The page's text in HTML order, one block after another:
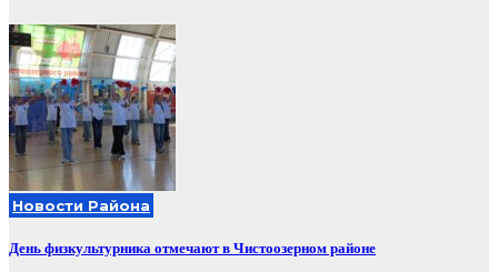
Новости Района
День физкультурника отмечают в Чистоозерном районе